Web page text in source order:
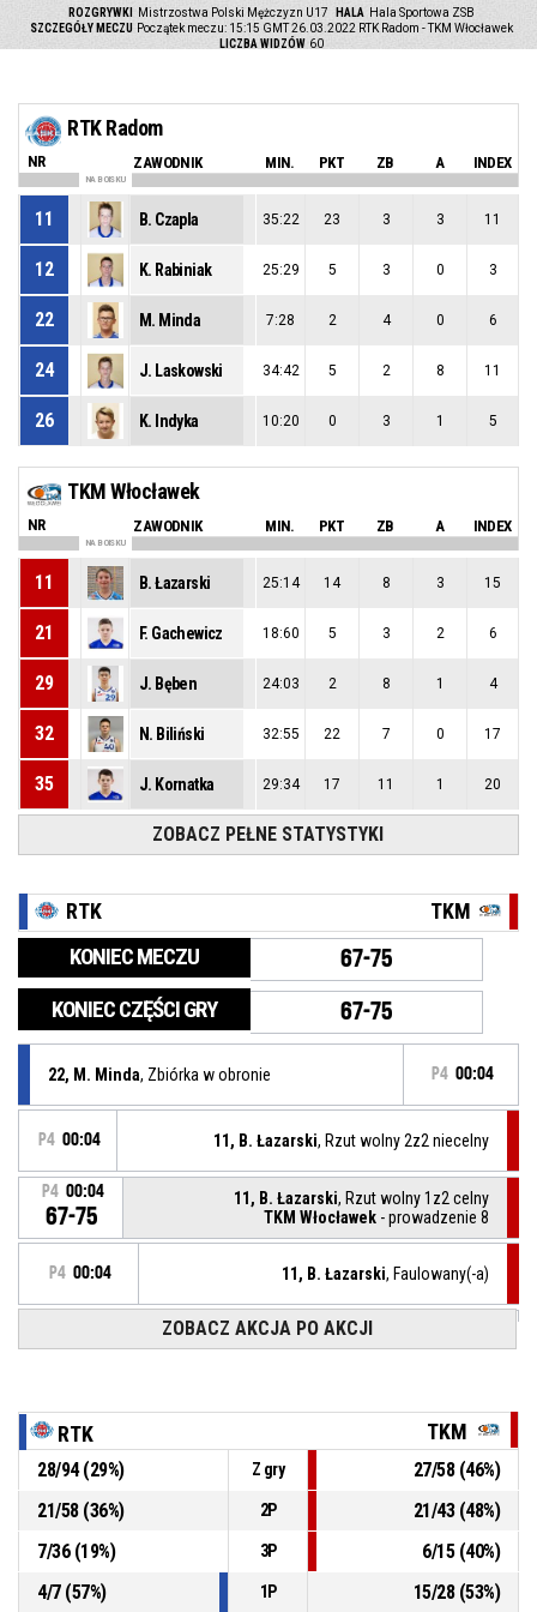
ROZGRYWKI Mistrzostwa Polski Mężczyzn U17 HALA
Hala Sportowa ZSB
SZCZEGÓŁY MECZU
Początek meczu: 15:15 GMT 26.03.2022 RTK Radom - TKM Włocławek
LICZBA WIDZÓW 60
RTK Radom
NR ZAWODNIK MIN. PKT ZB A INDEX
NA BOISKU
11 B. Czapla 35:22 23 3 3 11
12 K. Rabiniak 25:29 5 3 0 3
22 M. Minda 7:28 2 4 0 6
24 J. Laskowski 34:42 5 2 8 11
26 K. Indyka 10:20 0 3 1 5
TKM Włocławek
NR ZAWODNIK MIN. PKT ZB A INDEX
NA BOISKU
11 B. Łazarski 25:14 14 8 3 15
21 F. Gachewicz 18:60 5 3 2 6
29 J. Bęben 24:03 2 8 1 4
32 N. Biliński 32:55 22 7 0 17
35 J. Kornatka 29:34 17 11 1 20
ZOBACZ PEŁNE STATYSTYKI
RTK TKM
KONIEC MECZU 67-75
KONIEC CZĘŚCI GRY 67-75
22, M. Minda, Zbiórka w obronie P4 00:04
P4 00:04 11, B. Łazarski, Rzut wolny 2z2 niecelny
P4 00:04
67-75
11, B. Łazarski, Rzut wolny 1z2 celny
TKM Włocławek - prowadzenie 8
P4 00:04 11, B. Łazarski, Faulowany(-a)
, Faul osobisty
32, N. Biliński, Zbiórka w obronie
11, B. Czapla , Rzut za 3 punkty z wyskoku niecelny P4 00:07
00:12
67-74
, 2 punkty wjazdem pod kosz celny
TKM Włocławek
- prowadzenie 7
ZOBACZ AKCJA PO AKCJI
RTK TKM
28/94(29%) Z gry 27/58(46%)
21/58(36%) 2P 21/43(48%)
7/36(19%) 3P 6/15(40%)
4/7(57%) 1P 15/28(53%)